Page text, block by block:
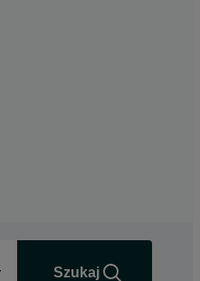
Szukaj